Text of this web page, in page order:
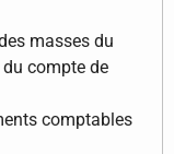
masses du
compte de
comptables